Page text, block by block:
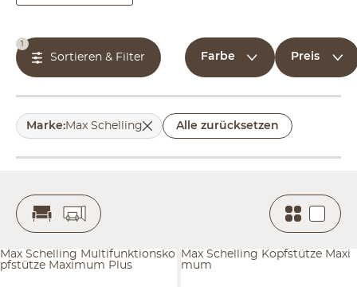
1
Sortieren & Filter Farbe Preis
Marke:Max Schelling Alle zurücksetzen
Max Schelling Multifunktionsko
pfstütze Maximum Plus
Max Schelling Kopfstütze Maxi
mum